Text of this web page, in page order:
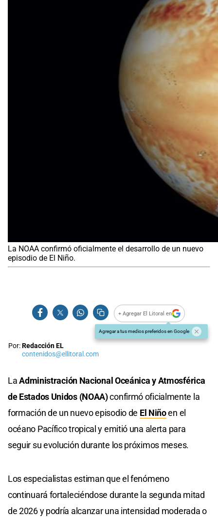
La NOAA confirmó oficialmente el desarrollo de un nuevo
episodio de El Niño.
+ Agregar El Litoral en
Agregar a tus medios preferidos en Google
Por:Redacción EL
contenidos@ellitoral.com
LaAdministración Nacional Oceánica y Atmosférica
de Estados Unidos (NOAA)confirmó oficialmente la
formación de un nuevo episodio de El Niñoen el
océano Pacífico tropical y emitió una alerta para
seguir su evolución durante los próximos meses.
Los especialistas estiman que el fenómeno
continuará fortaleciéndose durante la segunda mitad
de 2026 y podría alcanzar una intensidad moderada o